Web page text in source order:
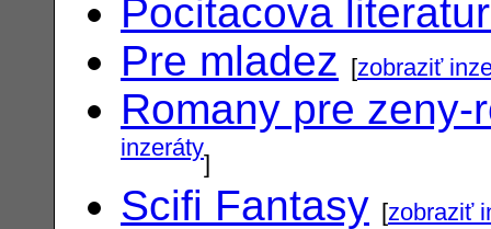
Pocitacova
Pre mladez
[zobraziť
Romany pre
inzeráty]
Scifi Fantasy [zobraziť